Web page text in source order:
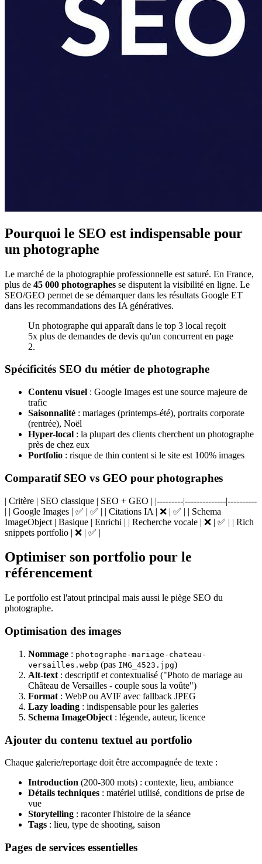
Pourquoi le SEO est indispensable pour
un photographe
Le marché de la photographie professionnelle est saturé. En France,
plus de 45 000 photographes se disputent la visibilité en ligne. Le
SEO/GEO permet de se démarquer dans les résultats Google ET
dans les recommandations des IA génératives.
Un photographe qui apparaît dans le top 3 local reçoit
5x plus de demandes de devis qu'un concurrent en page
2.
Spécificités SEO du métier de photographe
Contenu visuel : Google Images est une source majeure de
trafic
Saisonnalité : mariages (printemps-été), portraits corporate
(rentrée), Noël
Hyper-local : la plupart des clients cherchent un photographe
près de chez eux
Portfolio : risque de thin content si le site est 100% images
Comparatif SEO vs GEO pour photographes
| Critère | SEO classique | SEO + GEO | |---------|--------------|----------
| | Google Images | ✅ | ✅ | | Citations IA | ❌ | ✅ | | Schema
ImageObject | Basique | Enrichi | | Recherche vocale | ❌ | ✅ | | Rich
snippets portfolio | ❌ | ✅ |
Optimiser son portfolio pour le
référencement
Le portfolio est l'atout principal mais aussi le piège SEO du
photographe.
Optimisation des images
Nommage : photographe-mariage-chateau-
versailles.webp (pas IMG_4523.jpg)
Alt-text : descriptif et contextualisé ("Photo de mariage au
Château de Versailles - couple sous la voûte")
Format : WebP ou AVIF avec fallback JPEG
Lazy loading : indispensable pour les galeries
Schema ImageObject : légende, auteur, licence
Ajouter du contenu textuel au portfolio
Chaque galerie/reportage doit être accompagnée de texte :
Introduction (200-300 mots) : contexte, lieu, ambiance
Détails techniques : matériel utilisé, conditions de prise de
vue
Storytelling : raconter l'histoire de la séance
Tags : lieu, type de shooting, saison
Pages de services essentielles